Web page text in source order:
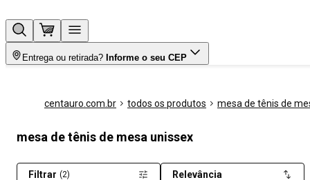
Entrega ou retirada? Informe o seu CEP
centauro.com.br todos os produtos mesa de tênis de
mesa de tênis de mesa unissex
Filtrar (2) Relevância